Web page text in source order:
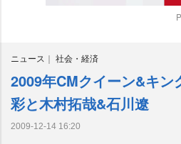
ニュース 社会・経済
2009年CMクイーン&キ
彩と木村拓哉&石川遼
2009-12-14 16:20